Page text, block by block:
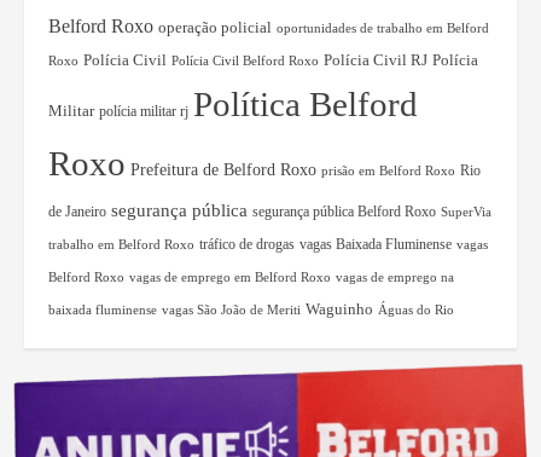
Belford Roxo operação policial oportunidades de trabalho em Belford
Roxo Polícia Civil Polícia Civil Belford Roxo Polícia Civil RJ Polícia
Militar polícia militar rj Política Belford
Roxo Prefeitura de Belford Roxo prisão em Belford Roxo Rio
de Janeiro segurança pública segurança pública Belford Roxo SuperVia
trabalho em Belford Roxo tráfico de drogas vagas Baixada Fluminense vagas
Belford Roxo vagas de emprego em Belford Roxo vagas de emprego na
baixada fluminense vagas São João de Meriti Waguinho Águas do Rio